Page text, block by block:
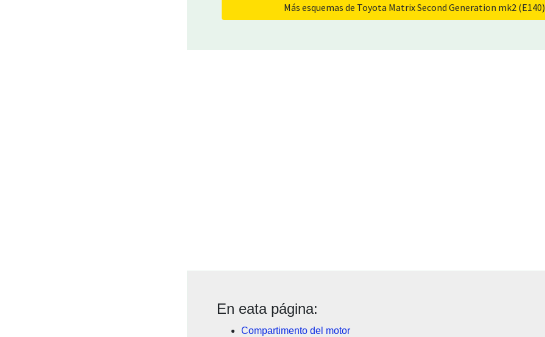
Más esquemas de Toyota Matrix Second Generation mk2 (E140)
En eata página:
Compartimento del motor